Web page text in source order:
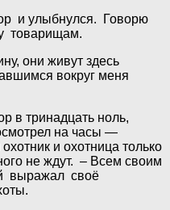
и улыбнулся. Говорю
товарищам.
они живут здесь
вокруг меня
в тринадцать ноль,
на часы —
и охотница только
не ждут. – Всем своим
выражал своё